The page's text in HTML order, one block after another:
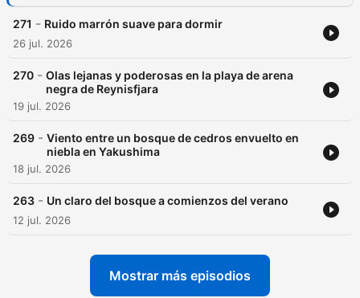
271 - Ruido marrón suave para dormir
26 jul. 2026
270 - Olas lejanas y poderosas en la playa de arena
negra de Reynisfjara
19 jul. 2026
269 - Viento entre un bosque de cedros envuelto en
niebla en Yakushima
18 jul. 2026
263 - Un claro del bosque a comienzos del verano
12 jul. 2026
Mostrar más episodios